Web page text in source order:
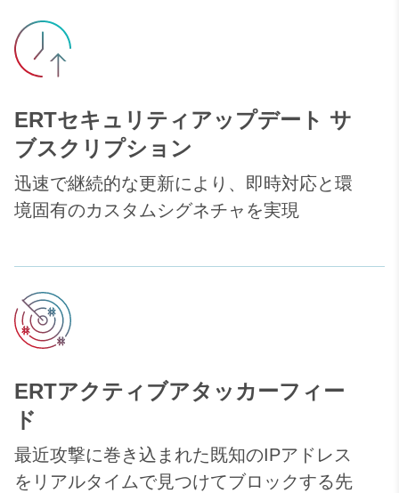
ERTセキュリティアップデート サ
ブスクリプション
迅速で継続的な更新により、即時対応と環
境固有のカスタムシグネチャを実現
ERTアクティブアタッカーフィー
ド
最近攻撃に巻き込まれた既知のIPアドレス
をリアルタイムで見つけてブロックする先